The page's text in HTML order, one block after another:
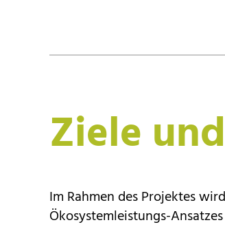
Ziele
Im Rahmen des Projektes
Ökosystemleistungs-